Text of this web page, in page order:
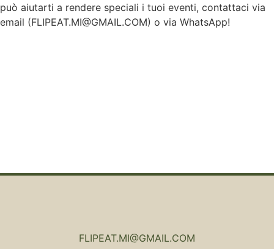
può aiutarti a rendere speciali i tuoi eventi, contattaci via
email (FLIPEAT.MI@GMAIL.COM) o via WhatsApp!
FLIPEAT.MI@GMAIL.COM